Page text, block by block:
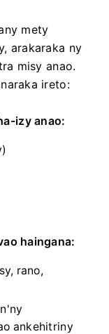
mety
arakaraka ny
misy anao.
ireto:
izy anao:
haingana:
rano,
ankehitriny